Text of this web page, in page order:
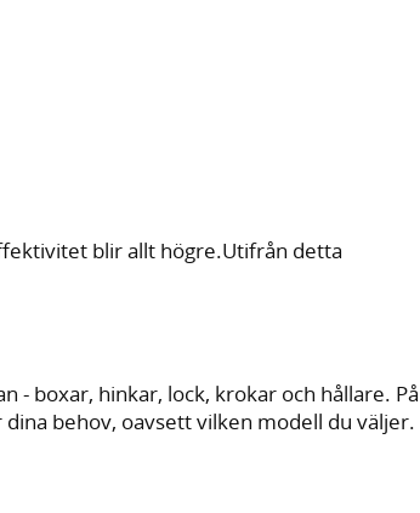
blir allt högre.Utifrån detta
- boxar, hinkar, lock, krokar och hållare. På
behov, oavsett vilken modell du väljer.